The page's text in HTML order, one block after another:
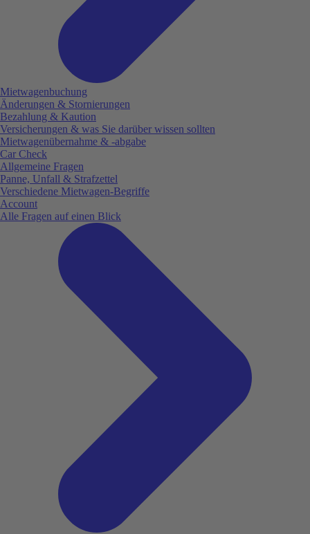
Mietwagenbuchung
Änderungen & Stornierungen
Bezahlung & Kaution
Versicherungen & was Sie darüber wissen sollten
Mietwagenübernahme & -abgabe
Car Check
Allgemeine Fragen
Panne, Unfall & Strafzettel
Verschiedene Mietwagen-Begriffe
Account
Alle Fragen auf einen Blick